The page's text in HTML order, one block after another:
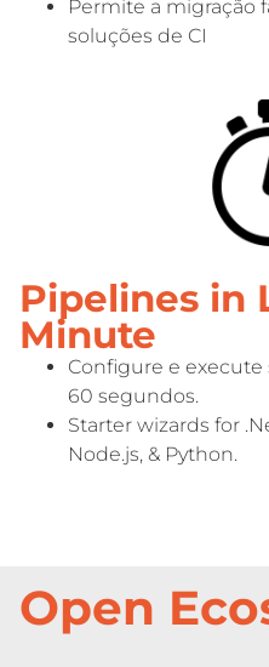
Permite a migração
soluções de CI
Pipelines in
Minute
Configure e
60 segundos.
Starter wizards for
Node.js, & Python.
Open